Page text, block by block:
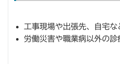
工事現場や出張先、自宅
労働災害や職業病以外の